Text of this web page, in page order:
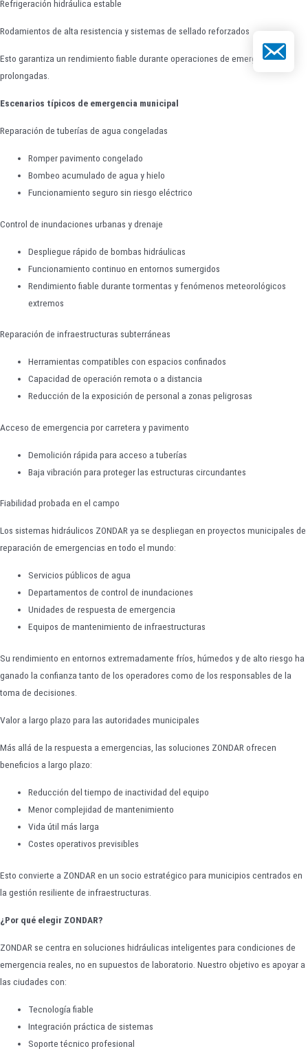
Refrigeración hidráulica estable
Rodamientos de alta resistencia y sistemas de sellado reforzados
Esto garantiza un rendimiento fiable durante operaciones de emergencia
prolongadas.
Escenarios típicos de emergencia municipal
Reparación de tuberías de agua congeladas
Romper pavimento congelado
Bombeo acumulado de agua y hielo
Funcionamiento seguro sin riesgo eléctrico
Control de inundaciones urbanas y drenaje
Despliegue rápido de bombas hidráulicas
Funcionamiento continuo en entornos sumergidos
Rendimiento fiable durante tormentas y fenómenos meteorológicos
extremos
Reparación de infraestructuras subterráneas
Herramientas compatibles con espacios confinados
Capacidad de operación remota o a distancia
Reducción de la exposición de personal a zonas peligrosas
Acceso de emergencia por carretera y pavimento
Demolición rápida para acceso a tuberías
Baja vibración para proteger las estructuras circundantes
Fiabilidad probada en el campo
Los sistemas hidráulicos ZONDAR ya se despliegan en proyectos municipales de
reparación de emergencias en todo el mundo:
Servicios públicos de agua
Departamentos de control de inundaciones
Unidades de respuesta de emergencia
Equipos de mantenimiento de infraestructuras
Su rendimiento en entornos extremadamente fríos, húmedos y de alto riesgo ha
ganado la confianza tanto de los operadores como de los responsables de la
toma de decisiones.
Valor a largo plazo para las autoridades municipales
Más allá de la respuesta a emergencias, las soluciones ZONDAR ofrecen
beneficios a largo plazo:
Reducción del tiempo de inactividad del equipo
Menor complejidad de mantenimiento
Vida útil más larga
Costes operativos previsibles
Esto convierte a ZONDAR en un socio estratégico para municipios centrados en
la gestión resiliente de infraestructuras.
¿Por qué elegir ZONDAR?
ZONDAR se centra en soluciones hidráulicas inteligentes para condiciones de
emergencia reales, no en supuestos de laboratorio. Nuestro objetivo es apoyar a
las ciudades con:
Tecnología fiable
Integración práctica de sistemas
Soporte técnico profesional
Correo